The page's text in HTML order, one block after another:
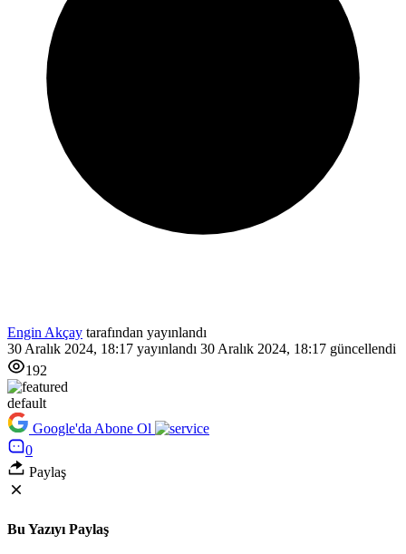
Engin Akçay tarafından yayınlandı
30 Aralık 2024, 18:17 yayınlandı 30 Aralık 2024, 18:17 güncellendi
192
default
Google'da Abone Ol
0
Paylaş
Bu Yazıyı Paylaş